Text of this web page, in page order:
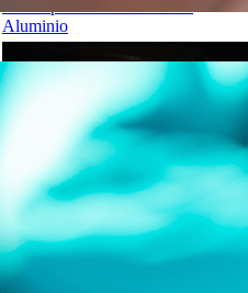
Aluminio